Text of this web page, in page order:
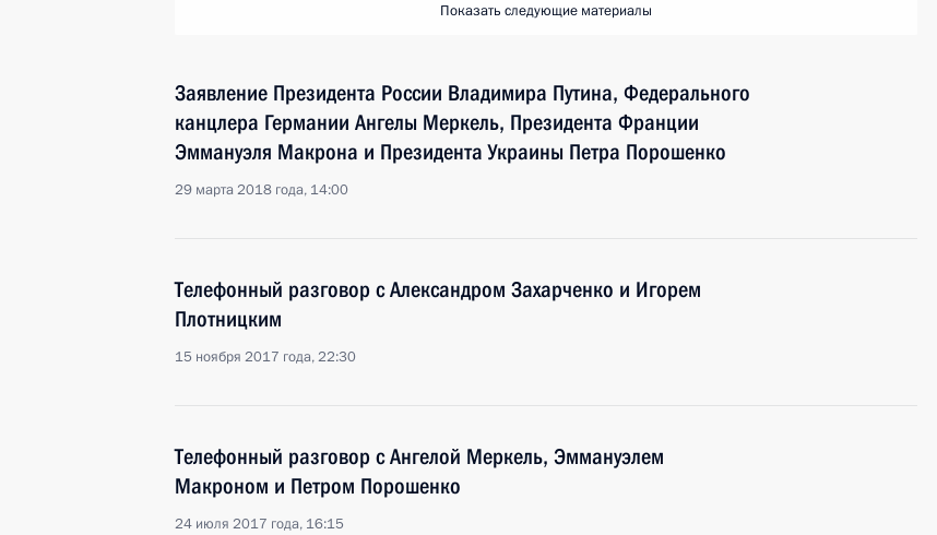
Показать следующие материалы
Заявление Президента России Владимира Путина, Федерального
канцлера Германии Ангелы Меркель, Президента Франции
Эммануэля Макрона и Президента Украины Петра Порошенко
29 марта 2018 года, 14:00
Телефонный разговор с Александром Захарченко и Игорем
Плотницким
15 ноября 2017 года, 22:30
Телефонный разговор с Ангелой Меркель, Эммануэлем
Макроном и Петром Порошенко
24 июля 2017 года, 16:15